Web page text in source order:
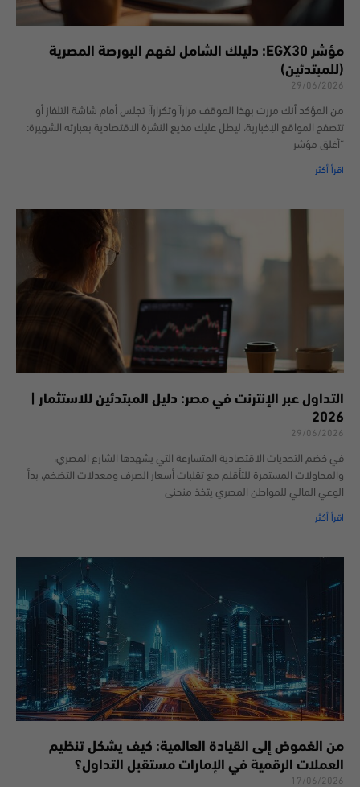
مؤشر EGX30: دليلك الشامل لفهم البورصة المصرية
(للمبتدئين)
29/06/2026
من المؤكد أنك مررت بهذا الموقف مراراً وتكراراً؛ تجلس أمام شاشة التلفاز أو
تتصفح المواقع الإخبارية، ليطل عليك مذيع النشرة الاقتصادية بعبارته الشهيرة:
“أغلق مؤشر
اقرأ أكثر
التداول عبر الإنترنت في مصر: دليل المبتدئين للاستثمار |
2026
29/06/2026
في خضم التحديات الاقتصادية المتسارعة التي يشهدها الشارع المصري،
والمحاولات المستمرة للتأقلم مع تقلبات أسعار الصرف ومعدلات التضخم، بدأ
الوعي المالي للمواطن المصري يتخذ منحنى
اقرأ أكثر
من الغموض إلى القيادة العالمية: كيف يشكل تنظيم
العملات الرقمية في الإمارات مستقبل التداول؟
17/06/2026